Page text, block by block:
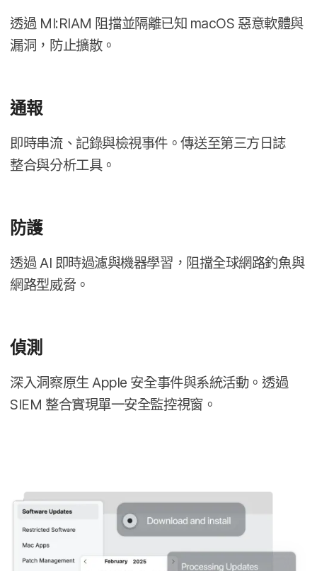
透過MI:RIAM 阻擋​並​隔離​已​知 macOS 惡意​軟體​與​
漏洞，​防止​擴散。
通報
即​時​串流、​記錄​與​檢視​事件。​傳送​至​第三​方日​誌​
整合​與​分析​工具。
防護
透過AI 即​時​過濾​與​機器​學習，​阻擋​全球​網路​釣魚​與​
網路​型​威脅。
偵測
深入​洞察​原生Apple 安全​事件​與​系統​活動。​透過
SIEM 整合​實現單​一​安全​監控​視窗。